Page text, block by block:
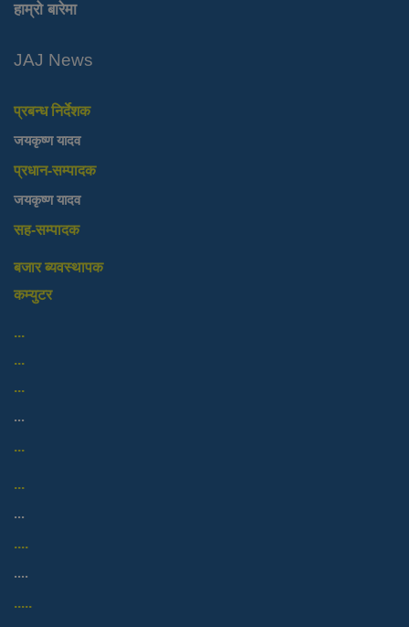
हाम्रो बारेमा
JAJ News
प्रबन्ध निर्देशक
जयकृष्ण यादव
प्रधान-सम्पादक
जयकृष्ण यादव
सह-सम्पादक
बजार ब्यवस्थापक
कम्युटर
...
...
...
...
...
...
...
....
....
.....